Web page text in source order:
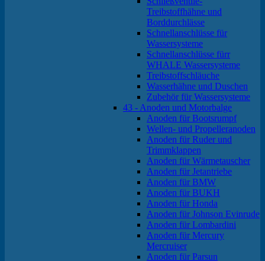
Treibstoffhähne und
Borddurchlässe
Schnellanschlüsse für
Wassersysteme
Schnellanschlüsse fürr
WHALE Wassersysteme
Treibstoffschläuche
Wasserhähne und Duschen
Zubehör für Wassersysteme
43 - Anoden und Motorbalge
Anoden für Bootsrumpf
Wellen- und Propelleranoden
Anoden für Ruder und
Trimmklappen
Anoden für Wärmetauscher
Anoden für Jetantriebe
Anoden für BMW
Anoden für BUKH
Anoden für Honda
Anoden für Johnson Evinrude
Anoden für Lombardini
Anoden für Mercury
Mercruiser
Anoden für Parsun